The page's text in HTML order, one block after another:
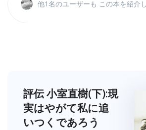
他1名のユーザーも この本を紹介
評伝 小室直樹(下):現
実はやがて私に追
いつくであろう